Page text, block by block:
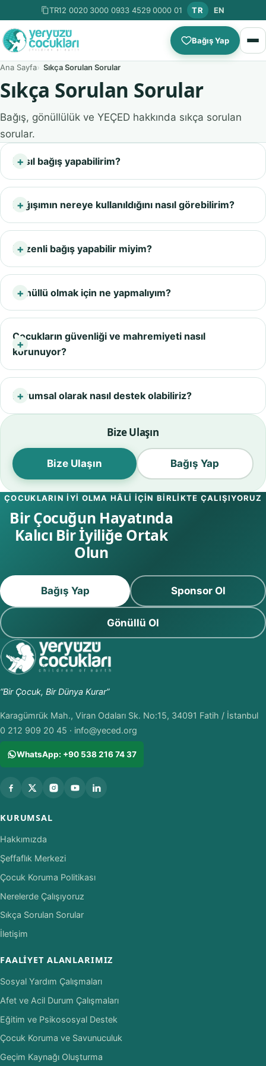
TR12 0020 3000 0933 4529 0000 01 TR EN
Bağış Yap
Ana Sayfa Sıkça Sorulan Sorular
Sıkça Sorulan Sorular
Bağış, gönüllülük ve YEÇED hakkında sıkça sorulan
sorular.
Nasıl bağış yapabilirim?
Bağışımın nereye kullanıldığını nasıl görebilirim?
Düzenli bağış yapabilir miyim?
Gönüllü olmak için ne yapmalıyım?
Çocukların güvenliği ve mahremiyeti nasıl
korunuyor?
Kurumsal olarak nasıl destek olabiliriz?
Bize Ulaşın
Bize Ulaşın Bağış Yap
ÇOCUKLARIN IYI OLMA HÂLI IÇIN BIRLIKTE ÇALIŞIYORUZ
Bir Çocuğun Hayatında
Kalıcı Bir İyiliğe Ortak
Olun
Bağış Yap Sponsor Ol
Gönüllü Ol
“Bir Çocuk, Bir Dünya Kurar”
Karagümrük Mah., Viran Odaları Sk. No:15, 34091 Fatih / İstanbul
0 212 909 20 45 · info@yeced.org
WhatsApp: +90 538 216 74 37
KURUMSAL
Hakkımızda
Şeffaflık Merkezi
Çocuk Koruma Politikası
Nerelerde Çalışıyoruz
Sıkça Sorulan Sorular
İletişim
FAALIYET ALANLARIMIZ
Sosyal Yardım Çalışmaları
Afet ve Acil Durum Çalışmaları
Eğitim ve Psikososyal Destek
Çocuk Koruma ve Savunuculuk
Geçim Kaynağı Oluşturma